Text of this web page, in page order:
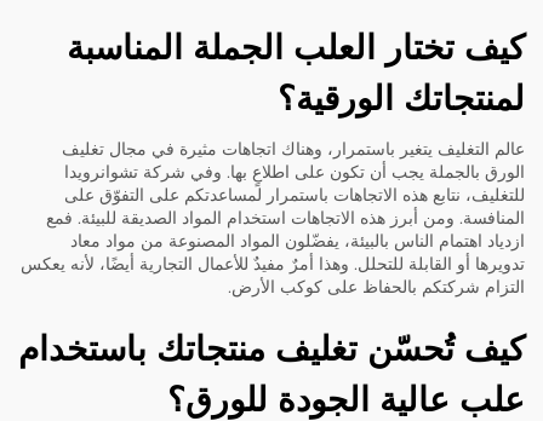
كيف تختار العلب الجملة المناسبة
لمنتجاتك الورقية؟
عالم التغليف يتغير باستمرار، وهناك اتجاهات مثيرة في مجال تغليف
الورق بالجملة يجب أن تكون على اطلاعٍ بها. وفي شركة تشوانرويدا
للتغليف، نتابع هذه الاتجاهات باستمرار لمساعدتكم على التفوّق على
المنافسة. ومن أبرز هذه الاتجاهات استخدام المواد الصديقة للبيئة. فمع
ازدياد اهتمام الناس بالبيئة، يفضّلون المواد المصنوعة من مواد معاد
تدويرها أو القابلة للتحلل. وهذا أمرٌ مفيدٌ للأعمال التجارية أيضًا، لأنه يعكس
التزام شركتكم بالحفاظ على كوكب الأرض.
كيف تُحسّن تغليف منتجاتك باستخدام
علب عالية الجودة للورق؟